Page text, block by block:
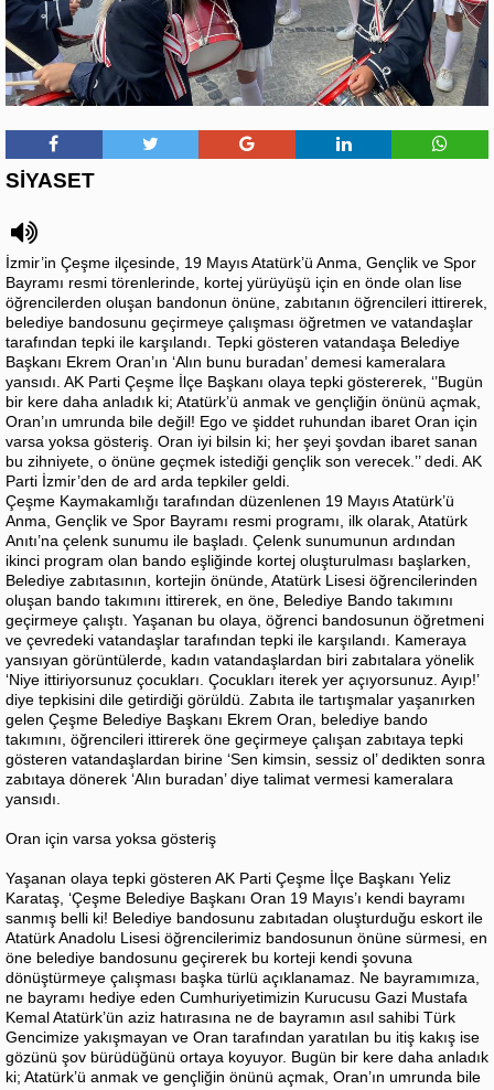
SİYASET
İzmir’in Çeşme ilçesinde, 19 Mayıs Atatürk’ü Anma, Gençlik ve Spor
Bayramı resmi törenlerinde, kortej yürüyüşü için en önde olan lise
öğrencilerden oluşan bandonun önüne, zabıtanın öğrencileri ittirerek,
belediye bandosunu geçirmeye çalışması öğretmen ve vatandaşlar
tarafından tepki ile karşılandı. Tepki gösteren vatandaşa Belediye
Başkanı Ekrem Oran’ın ‘Alın bunu buradan’ demesi kameralara
yansıdı. AK Parti Çeşme İlçe Başkanı olaya tepki göstererek, ‘’Bugün
bir kere daha anladık ki; Atatürk’ü anmak ve gençliğin önünü açmak,
Oran’ın umrunda bile değil! Ego ve şiddet ruhundan ibaret Oran için
varsa yoksa gösteriş. Oran iyi bilsin ki; her şeyi şovdan ibaret sanan
bu zihniyete, o önüne geçmek istediği gençlik son verecek.’’ dedi. AK
Parti İzmir’den de ard arda tepkiler geldi.
Çeşme Kaymakamlığı tarafından düzenlenen 19 Mayıs Atatürk’ü
Anma, Gençlik ve Spor Bayramı resmi programı, ilk olarak, Atatürk
Anıtı’na çelenk sunumu ile başladı. Çelenk sunumunun ardından
ikinci program olan bando eşliğinde kortej oluşturulması başlarken,
Belediye zabıtasının, kortejin önünde, Atatürk Lisesi öğrencilerinden
oluşan bando takımını ittirerek, en öne, Belediye Bando takımını
geçirmeye çalıştı. Yaşanan bu olaya, öğrenci bandosunun öğretmeni
ve çevredeki vatandaşlar tarafından tepki ile karşılandı. Kameraya
yansıyan görüntülerde, kadın vatandaşlardan biri zabıtalara yönelik
‘Niye ittiriyorsunuz çocukları. Çocukları iterek yer açıyorsunuz. Ayıp!’
diye tepkisini dile getirdiği görüldü. Zabıta ile tartışmalar yaşanırken
gelen Çeşme Belediye Başkanı Ekrem Oran, belediye bando
takımını, öğrencileri ittirerek öne geçirmeye çalışan zabıtaya tepki
gösteren vatandaşlardan birine ‘Sen kimsin, sessiz ol’ dedikten sonra
zabıtaya dönerek ‘Alın buradan’ diye talimat vermesi kameralara
yansıdı.
Oran için varsa yoksa gösteriş
Yaşanan olaya tepki gösteren AK Parti Çeşme İlçe Başkanı Yeliz
Karataş, ‘Çeşme Belediye Başkanı Oran 19 Mayıs’ı kendi bayramı
sanmış belli ki! Belediye bandosunu zabıtadan oluşturduğu eskort ile
Atatürk Anadolu Lisesi öğrencilerimiz bandosunun önüne sürmesi, en
öne belediye bandosunu geçirerek bu korteji kendi şovuna
dönüştürmeye çalışması başka türlü açıklanamaz. Ne bayramımıza,
ne bayramı hediye eden Cumhuriyetimizin Kurucusu Gazi Mustafa
Kemal Atatürk’ün aziz hatırasına ne de bayramın asıl sahibi Türk
Gencimize yakışmayan ve Oran tarafından yaratılan bu itiş kakış ise
gözünü şov bürüdüğünü ortaya koyuyor. Bugün bir kere daha anladık
ki; Atatürk’ü anmak ve gençliğin önünü açmak, Oran’ın umrunda bile